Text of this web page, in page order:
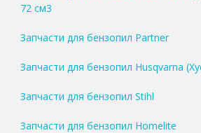
72 см3
Запчасти для бензопил Partner
Запчасти для бензопил Husqvarna
Запчасти для бензопил Stihl
Запчасти для бензопил Homelite